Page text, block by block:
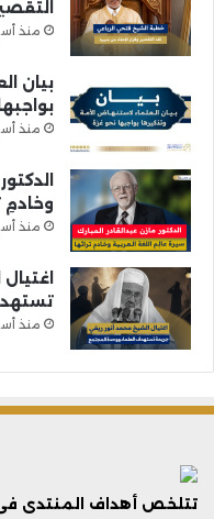
منذ
بيان
منذ
وخادمِ
منذ
منذ
تتلخص أهداف المنتدى